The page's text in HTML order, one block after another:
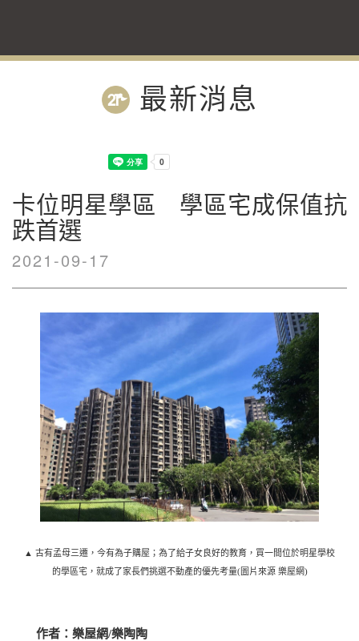
最新消息
卡位明星學區 學區宅成保值抗
跌首選
2021-09-17
▲ 古有孟母三遷，今有為子購屋；為了給子女良好的教育，買一間位於明星學校
的學區宅，就成了家長們挑選不動產的優先考量(圖片來源 樂屋網)
作者：樂屋網/樂陶陶